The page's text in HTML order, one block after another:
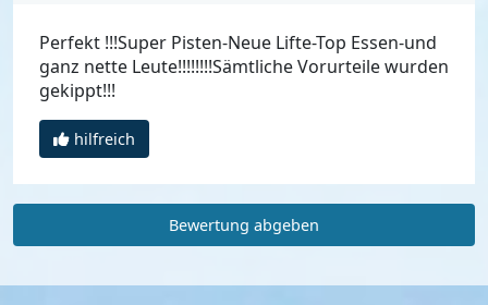
Perfekt !!!Super Pisten-Neue Lifte-Top Essen-und
ganz nette Leute!!!!!!!!Sämtliche Vorurteile wurden
gekippt!!!
hilfreich
Bewertung abgeben